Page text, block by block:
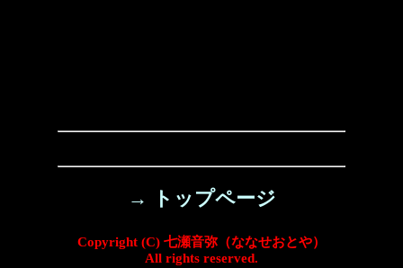
→ トップページ
Copyright (C) 七瀬音弥（ななせおとや）
All rights reserved.